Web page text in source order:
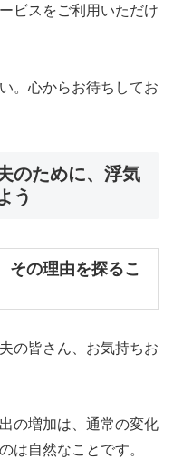
ビスをご利用いただけ
。心からお待ちしてお
のために、浮気
う
その理由を探るこ
の皆さん、お気持ちお
の増加は、通常の変化
は自然なことです。